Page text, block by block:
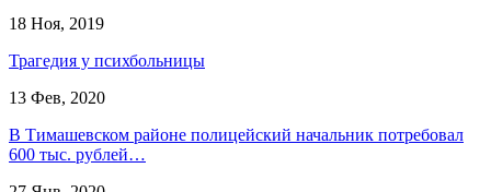
18 Ноя, 2019
Трагедия у психбольницы
13 Фев, 2020
В Тимашевском районе полицейский начальник потребовал
600 тыс. рублей…